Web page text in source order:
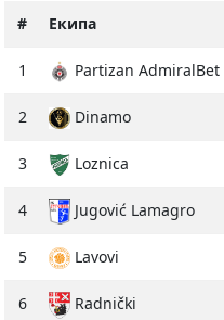
# Екипа
1 Partizan AdmiralBet
2 Dinamo
3 Loznica
4 Jugović Lamagro
5 Lavovi
6 Radnički